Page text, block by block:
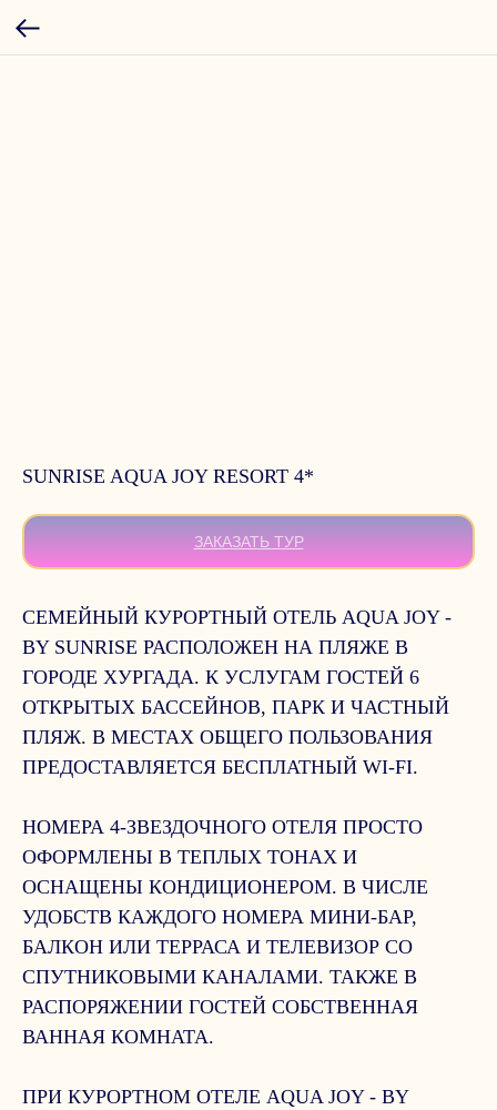
SUNRISE AQUA JOY RESORT 4*
ЗАКАЗАТЬ ТУР
СЕМЕЙНЫЙ КУРОРТНЫЙ ОТЕЛЬ AQUA JOY -
BY SUNRISE РАСПОЛОЖЕН НА ПЛЯЖЕ В
ГОРОДЕ ХУРГАДА. К УСЛУГАМ ГОСТЕЙ 6
ОТКРЫТЫХ БАССЕЙНОВ, ПАРК И ЧАСТНЫЙ
ПЛЯЖ. В МЕСТАХ ОБЩЕГО ПОЛЬЗОВАНИЯ
ПРЕДОСТАВЛЯЕТСЯ БЕСПЛАТНЫЙ WI-FI.
НОМЕРА 4-ЗВЕЗДОЧНОГО ОТЕЛЯ ПРОСТО
ОФОРМЛЕНЫ В ТЕПЛЫХ ТОНАХ И
ОСНАЩЕНЫ КОНДИЦИОНЕРОМ. В ЧИСЛЕ
УДОБСТВ КАЖДОГО НОМЕРА МИНИ-БАР,
БАЛКОН ИЛИ ТЕРРАСА И ТЕЛЕВИЗОР СО
СПУТНИКОВЫМИ КАНАЛАМИ. ТАКЖЕ В
РАСПОРЯЖЕНИИ ГОСТЕЙ СОБСТВЕННАЯ
ВАННАЯ КОМНАТА.
ПРИ КУРОРТНОМ ОТЕЛЕ AQUA JOY - BY